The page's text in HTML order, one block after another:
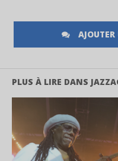
PLUS À LIRE DANS